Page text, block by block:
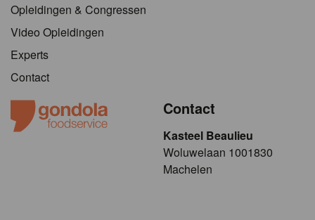
Opleidingen & Congressen
Video Opleidingen
Experts
Contact
Contact
Kasteel Beaulieu
​​​Woluwelaan 1001830
Machelen